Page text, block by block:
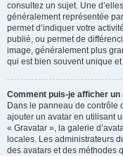
consultez un sujet. Une
généralement représentée
permet d’indiquer votre
publié, ou permet de
image, généralement plus
qui est bien souvent unique
Comment puis-je afficher un
Dans le panneau de contrôle
ajouter un avatar en utilisant
« Gravatar », la galerie
locales. Les administrateurs
des avatars et des méthodes